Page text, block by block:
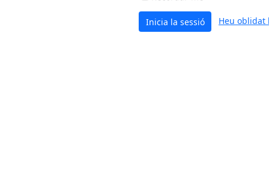
Inicia la sessió Heu oblidat